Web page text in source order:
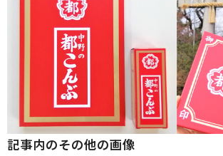
記事内のその他の画像